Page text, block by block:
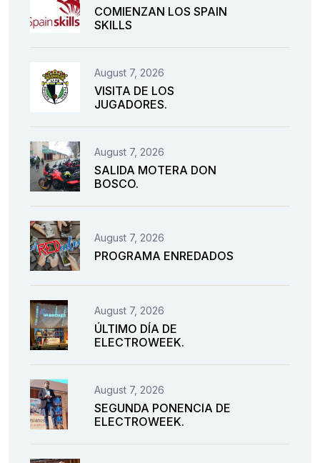
COMIENZAN LOS SPAIN
SKILLS
August 7, 2026
VISITA DE LOS
JUGADORES.
August 7, 2026
SALIDA MOTERA DON
BOSCO.
August 7, 2026
PROGRAMA ENREDADOS
August 7, 2026
ÚLTIMO DÍA DE
ELECTROWEEK.
August 7, 2026
SEGUNDA PONENCIA DE
ELECTROWEEK.